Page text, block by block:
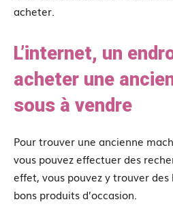
acheter.
L’internet, un
acheter une
sous à vendre
Pour trouver une ancienne
vous pouvez effectuer des
effet, vous pouvez y trouver
bons produits d’occasion.